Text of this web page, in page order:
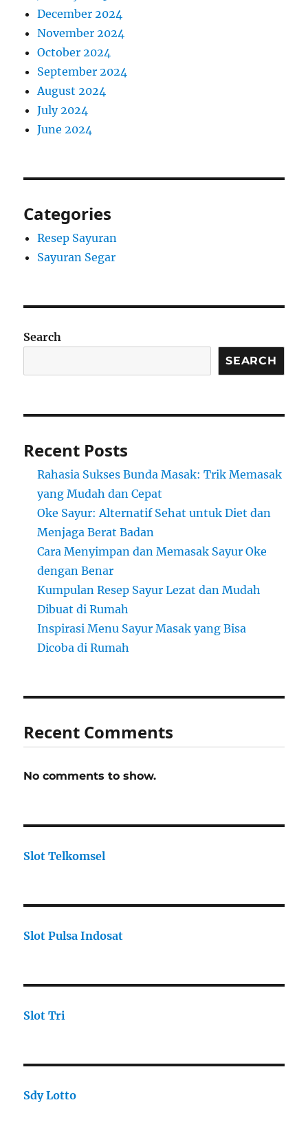
December 2024
November 2024
October 2024
September 2024
August 2024
July 2024
June 2024
Categories
Resep Sayuran
Sayuran Segar
Search
SEARCH
Recent Posts
Rahasia Sukses Bunda Masak: Trik Memasak
yang Mudah dan Cepat
Oke Sayur: Alternatif Sehat untuk Diet dan
Menjaga Berat Badan
Cara Menyimpan dan Memasak Sayur Oke
dengan Benar
Kumpulan Resep Sayur Lezat dan Mudah
Dibuat di Rumah
Inspirasi Menu Sayur Masak yang Bisa
Dicoba di Rumah
Recent Comments
No comments to show.
Slot Telkomsel
Slot Pulsa Indosat
Slot Tri
Sdy Lotto